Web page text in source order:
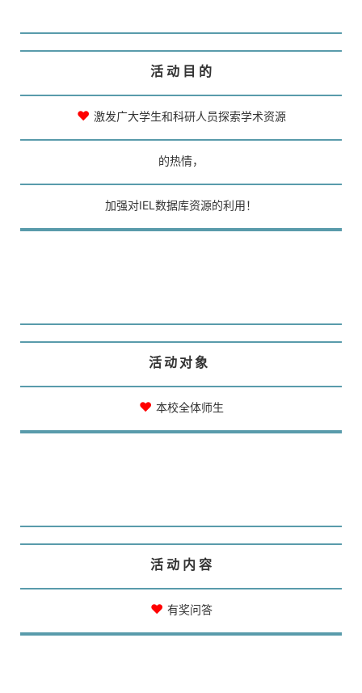
活 动 目 的
♥ 激发广大学生和科研人员探索学术资源
的热情，
加强对IEL数据库资源的利用！
活 动 对 象
♥ 本校全体师生
活 动 内 容
♥ 有奖问答